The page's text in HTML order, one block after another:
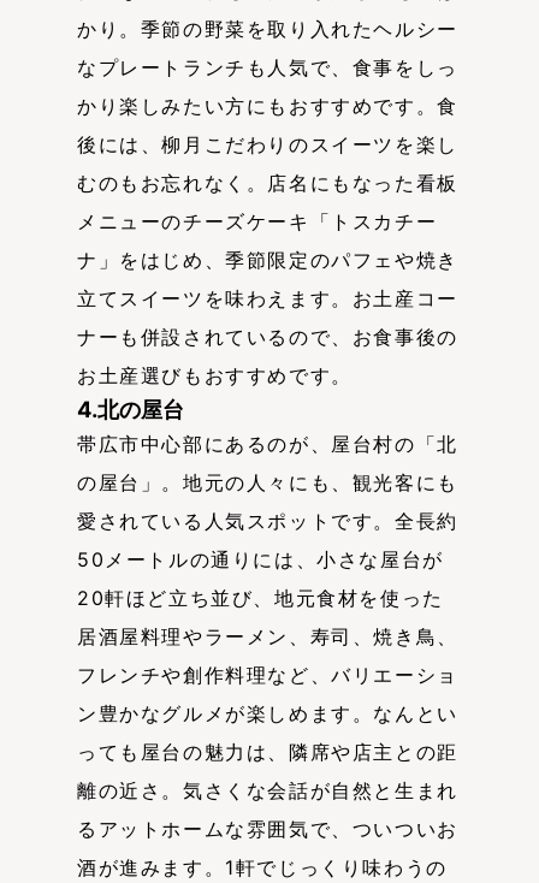
かり。季節の野菜を取り入れたヘルシー
なプレートランチも人気で、食事をしっ
かり楽しみたい方にもおすすめです。食
後には、柳月こだわりのスイーツを楽し
むのもお忘れなく。店名にもなった看板
メニューのチーズケーキ「トスカチー
ナ」をはじめ、季節限定のパフェや焼き
立てスイーツを味わえます。お土産コー
ナーも併設されているので、お食事後の
お土産選びもおすすめです。
4.北の屋台
帯広市中心部にあるのが、屋台村の「北
の屋台」。地元の人々にも、観光客にも
愛されている人気スポットです。全長約
50メートルの通りには、小さな屋台が
20軒ほど立ち並び、地元食材を使った
居酒屋料理やラーメン、寿司、焼き鳥、
フレンチや創作料理など、バリエーショ
ン豊かなグルメが楽しめます。なんとい
っても屋台の魅力は、隣席や店主との距
離の近さ。気さくな会話が自然と生まれ
るアットホームな雰囲気で、ついついお
酒が進みます。1軒でじっくり味わうの